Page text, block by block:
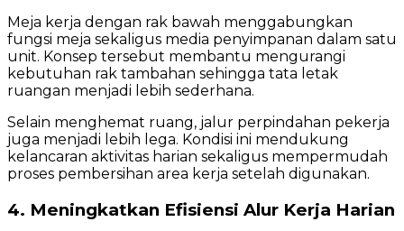
Meja kerja dengan rak bawah menggabungkan
fungsi meja sekaligus media penyimpanan dalam satu
unit. Konsep tersebut membantu mengurangi
kebutuhan rak tambahan sehingga tata letak
ruangan menjadi lebih sederhana.
Selain menghemat ruang, jalur perpindahan pekerja
juga menjadi lebih lega. Kondisi ini mendukung
kelancaran aktivitas harian sekaligus mempermudah
proses pembersihan area kerja setelah digunakan.
4. Meningkatkan Efisiensi Alur Kerja Harian